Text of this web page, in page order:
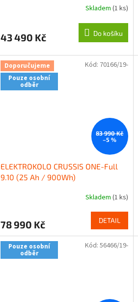
Skladem (1 ks)
43 490 Kč Do košíku
Doporučujeme
Pouze osobní
odběr
83 990 Kč
–5 %
ELEKTROKOLO CRUSSIS ONE-Full
9.10 (25 Ah / 900Wh)
Skladem (1 ks)
78 990 Kč DETAIL
Kód: 70166/19-
Pouze osobní
odběr
Kód: 56466/19-